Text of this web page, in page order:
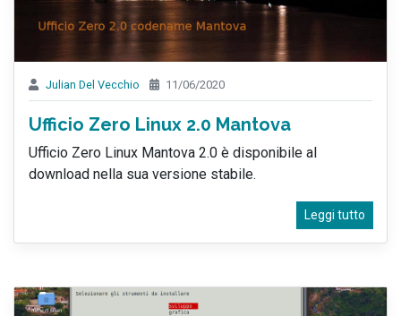
Julian Del Vecchio 11/06/2020
Ufficio Zero Linux 2.0 Mantova
Ufficio Zero Linux Mantova 2.0 è disponibile al
download nella sua versione stabile.
Leggi tutto